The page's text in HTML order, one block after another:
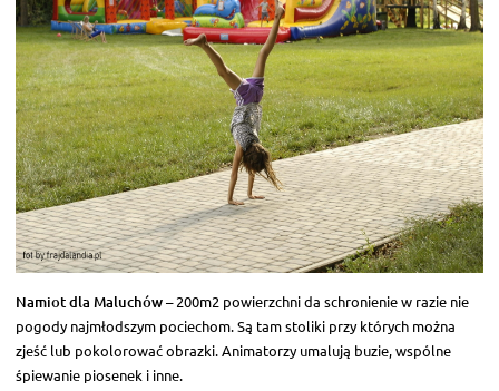
Namiot dla Maluchów– 200m2 powierzchni da schronienie w razie nie
pogody najmłodszym pociechom. Są tam stoliki przy których można
zjeść lub pokolorować obrazki. Animatorzy umalują buzie, wspólne
śpiewanie piosenek i inne.